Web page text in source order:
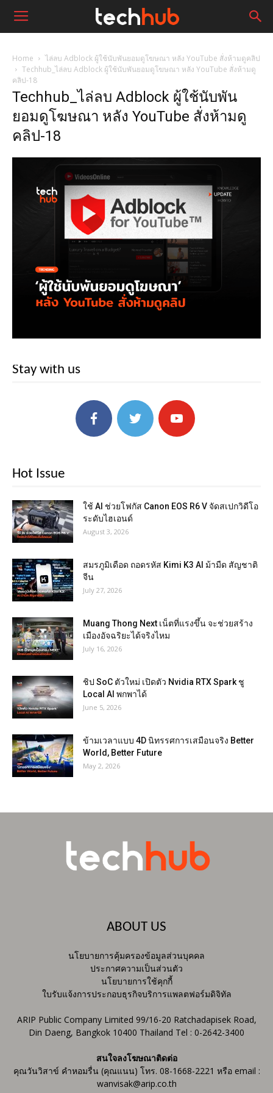
Home
ไล่ลบ Adblock ผู้ใช้นับพันยอมดูโฆษณา หลัง YouTube สั่งห้ามดูคลิป
Techhub_ไล่ลบ Adblock ผู้ใช้นับพันยอมดูโฆษณา หลัง YouTube สั่งห้ามดู
คลิป-18
Techhub_ไล่ลบ Adblock ผู้ใช้นับพัน
ยอมดูโฆษณา หลัง YouTube สั่งห้ามดู
คลิป-18
Stay with us
Hot Issue
ใช้ AI ช่วยโฟกัส Canon EOS R6 V จัดสเปกวิดีโอ
ระดับไฮเอนด์
August 3, 2026
สมรภูมิเดือด ถอดรหัส Kimi K3 AI ม้ามืด สัญชาติ
จีน
July 27, 2026
Muang Thong Next เน็ตที่แรงขึ้น จะช่วยสร้าง
เมืองอัจฉริยะได้จริงไหม
July 16, 2026
ชิป SoC ตัวใหม่ เปิดตัว Nvidia RTX Spark ชู
Local AI พกพาได้
June 5, 2026
ข้ามเวลาแบบ 4D นิทรรศการเสมือนจริง Better
World, Better Future
May 2, 2026
ABOUT US
นโยบายการคุ้มครองข้อมูลส่วนบุคคล
ประกาศความเป็นส่วนตัว
นโยบายการใช้คุกกี้
ใบรับแจ้งการประกอบธุรกิจบริการแพลตฟอร์มดิจิทัล
ARIP Public Company Limited 99/16-20 Ratchadapisek Road,
Din Daeng, Bangkok 10400 Thailand Tel : 0-2642-3400
สนใจลงโฆษณาติดต่อ
คุณวันวิสาข์ คำหอมรื่น (คุณแนน) โทร. 08-1668-2221 หรือ email :
wanvisak@arip.co.th